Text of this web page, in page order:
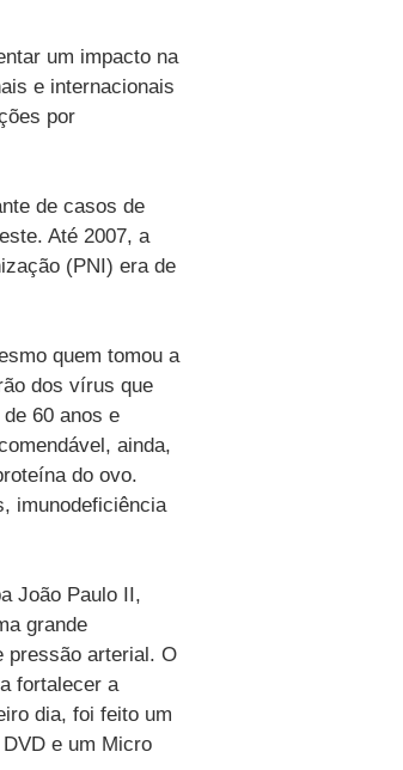
um impacto na
e internacionais
por
de casos de
Até 2007, a
(PNI) era de
quem tomou a
dos vírus que
60 anos e
ainda,
do ovo.
imunodeficiência
João Paulo II,
grande
pressão arterial. O
fortalecer a
dia, foi feito um
e um Micro